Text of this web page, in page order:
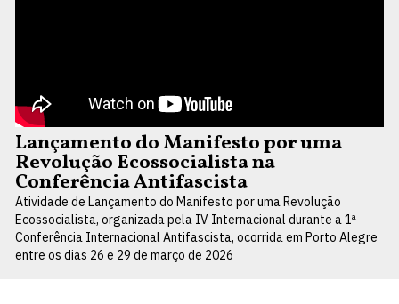
Lançamento do Manifesto por uma
Revolução Ecossocialista na
Conferência Antifascista
Atividade de Lançamento do Manifesto por uma Revolução
Ecossocialista, organizada pela IV Internacional durante a 1ª
Conferência Internacional Antifascista, ocorrida em Porto Alegre
entre os dias 26 e 29 de março de 2026